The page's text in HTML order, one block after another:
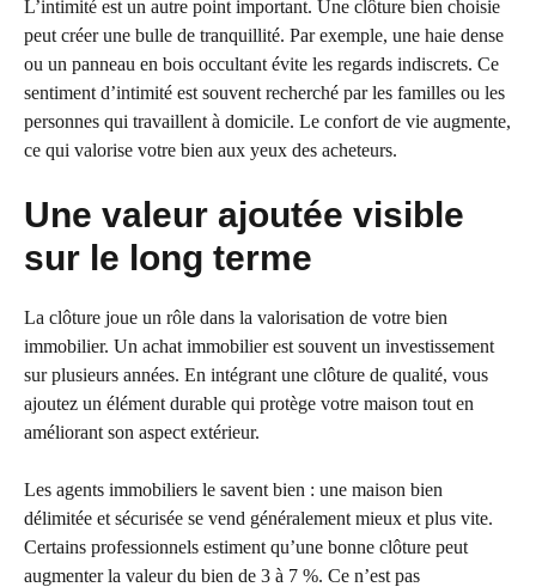
L’intimité est un autre point important. Une clôture bien choisie
peut créer une bulle de tranquillité. Par exemple, une haie dense
ou un panneau en bois occultant évite les regards indiscrets. Ce
sentiment d’intimité est souvent recherché par les familles ou les
personnes qui travaillent à domicile. Le confort de vie augmente,
ce qui valorise votre bien aux yeux des acheteurs.
Une valeur ajoutée visible
sur le long terme
La clôture joue un rôle dans la valorisation de votre bien
immobilier. Un achat immobilier est souvent un investissement
sur plusieurs années. En intégrant une clôture de qualité, vous
ajoutez un élément durable qui protège votre maison tout en
améliorant son aspect extérieur.
Les agents immobiliers le savent bien : une maison bien
délimitée et sécurisée se vend généralement mieux et plus vite.
Certains professionnels estiment qu’une bonne clôture peut
augmenter la valeur du bien de 3 à 7 %. Ce n’est pas